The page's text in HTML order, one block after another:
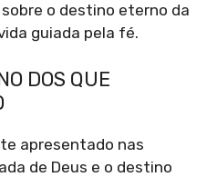
o destino eterno da
guiada pela fé.
DOS QUE
apresentado nas
de Deus e o destino